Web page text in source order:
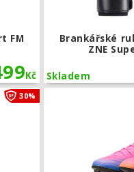
FM
Kč
Brankářské
ZNE
Skladem
30% Retro fotbalový dres